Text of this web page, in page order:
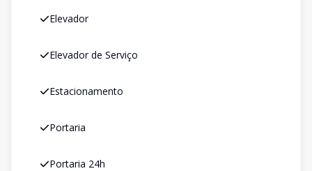
Elevador
Elevador de Serviço
Estacionamento
Portaria
Portaria 24h